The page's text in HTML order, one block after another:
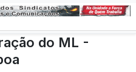
do ML -